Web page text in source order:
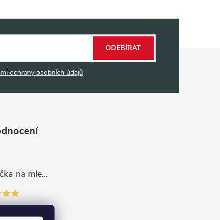
ochrany osobních údajů
ODEBÍRAT
Dávkovací lžička na mletou kávu 53132C8134